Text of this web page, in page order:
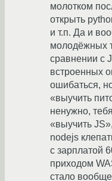
молотком
открыть
и т.п. Да и
молодёжных
сравнении с
встроенных
ошибаться,
«выучить
ненужно,
«выучить
nodejs
с зарплатой
приходом
стало